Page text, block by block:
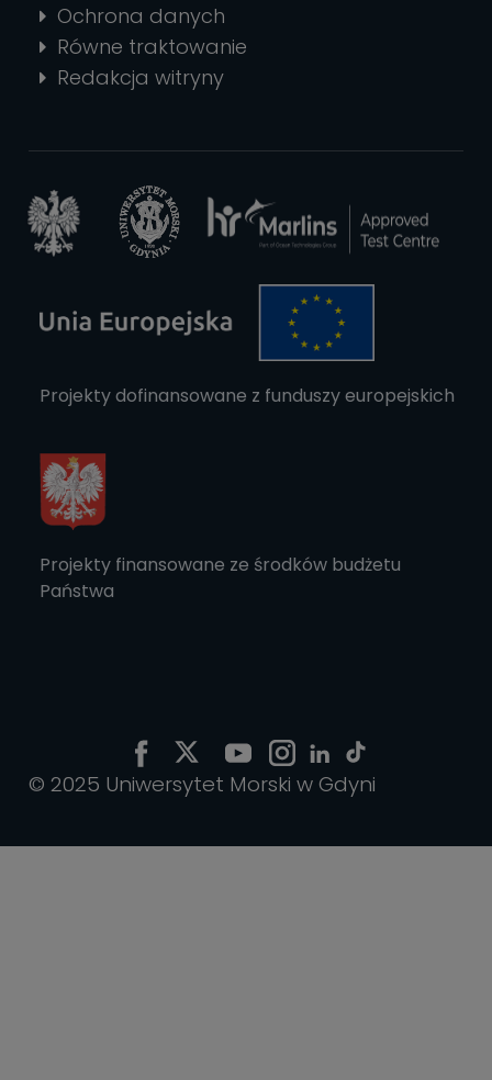
Ochrona danych
Równe traktowanie
Redakcja witryny
Projekty dofinansowane z funduszy europejskich
Projekty finansowane ze środków budżetu
Państwa
© 2025 Uniwersytet Morski w Gdyni